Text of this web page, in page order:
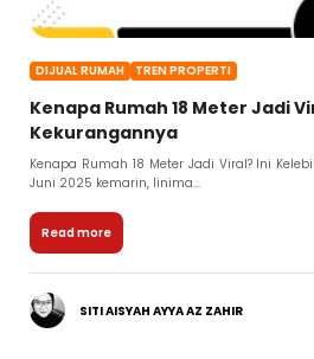
DIJUAL RUMAH TREN PROPERTI
Kenapa Rumah 18 Meter Jadi
Kekurangannya
Kenapa Rumah 18 Meter Jadi Viral? Ini
Juni 2025 kemarin, linima...
Read more
SITI AISYAH AYYA AZ ZAHIR